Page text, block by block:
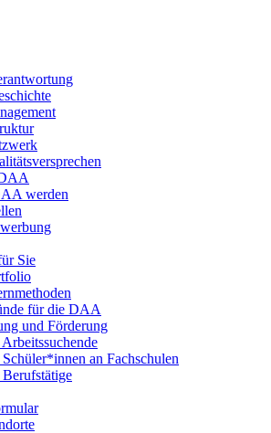
werden
Sie
für die DAA
und Förderung
an Fachschulen